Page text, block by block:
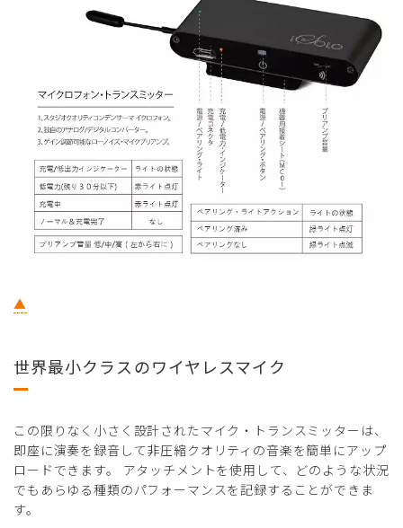
▲
世界最小クラスのワイヤレスマイク
この限りなく小さく設計されたマイク・トランスミッターは、
即座に演奏を録音して非圧縮クオリティの音楽を簡単にアップ
ロードできます。 アタッチメントを使用して、どのような状況
でもあらゆる種類のパフォーマンスを記録することができま
す。